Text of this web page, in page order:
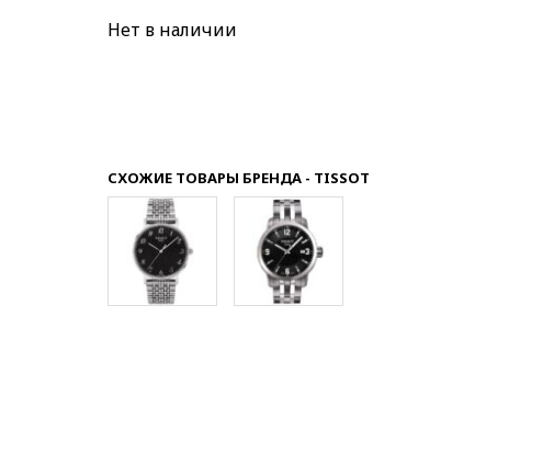
Нет в наличии
СХОЖИЕ ТОВАРЫ БРЕНДА - TISSOT